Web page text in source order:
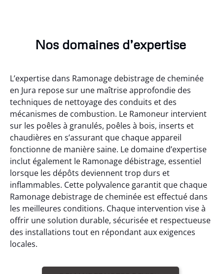
Nos domaines d’expertise
L’expertise dans Ramonage debistrage de cheminée
en Jura repose sur une maîtrise approfondie des
techniques de nettoyage des conduits et des
mécanismes de combustion. Le Ramoneur intervient
sur les poêles à granulés, poêles à bois, inserts et
chaudières en s’assurant que chaque appareil
fonctionne de manière saine. Le domaine d’expertise
inclut également le Ramonage débistrage, essentiel
lorsque les dépôts deviennent trop durs et
inflammables. Cette polyvalence garantit que chaque
Ramonage debistrage de cheminée est effectué dans
les meilleures conditions. Chaque intervention vise à
offrir une solution durable, sécurisée et respectueuse
des installations tout en répondant aux exigences
locales.